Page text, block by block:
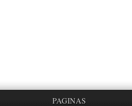
PAGINAS